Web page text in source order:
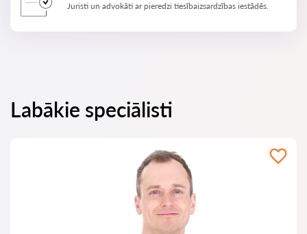
Juristi un advokāti ar pieredzi tiesībaizsardzības iestādēs.
Labākie speciālisti